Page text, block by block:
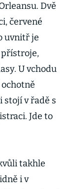
Dvě
červené
uvnitř je
přístroje,
U vchodu
stojí v řadě s
Jde to
takhle
i v